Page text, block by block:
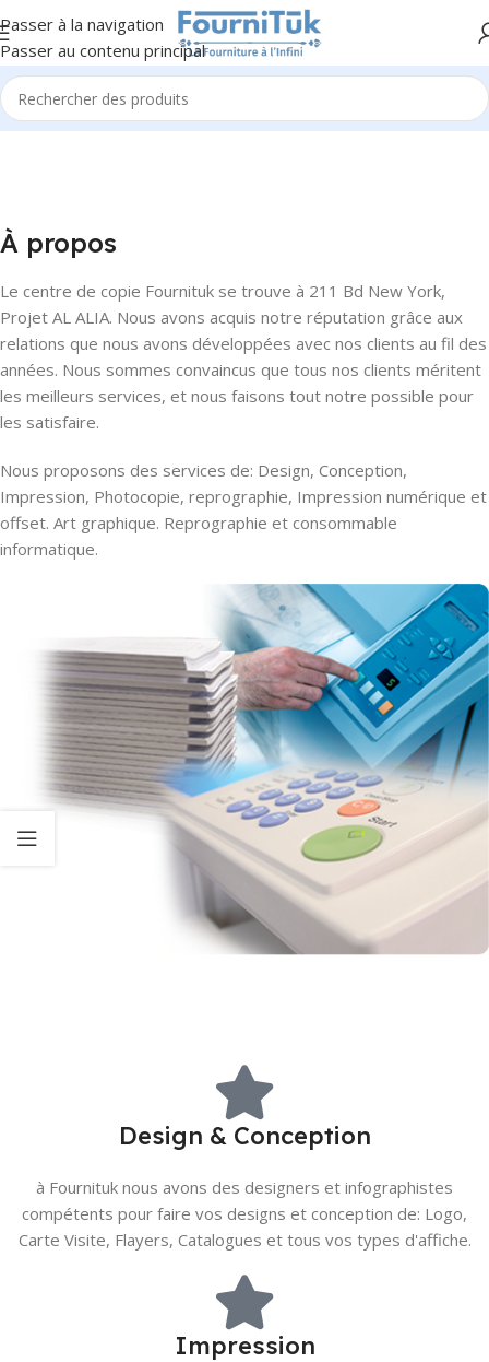
Passer à la navigation
Passer au contenu principal
À propos
Le centre de copie Fournituk se trouve à 211 Bd New York,
Projet AL ALIA. Nous avons acquis notre réputation grâce aux
relations que nous avons développées avec nos clients au fil des
années. Nous sommes convaincus que tous nos clients méritent
les meilleurs services, et nous faisons tout notre possible pour
les satisfaire.
Nous proposons des services de: Design, Conception,
Impression, Photocopie, reprographie, Impression numérique et
offset. Art graphique. Reprographie et consommable
informatique.
Design & Conception
à Fournituk nous avons des designers et infographistes
compétents pour faire vos designs et conception de: Logo,
Carte Visite, Flayers, Catalogues et tous vos types d'affiche.
Impression